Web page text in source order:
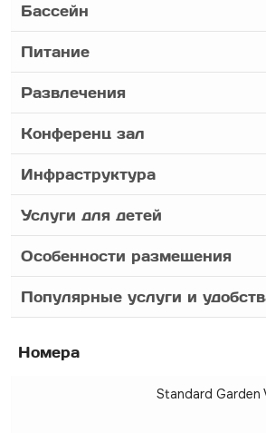
Бассейн
Питание
Развлечения
Конференц зал
Инфраструктура
Услуги для детей
Особенности размещения
Популярные услуги и
Номера
Standard Garden